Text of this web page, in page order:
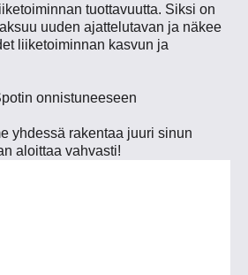
tuottavuutta. Siksi on
uuden ajattelutavan ja näkee
liiketoiminnan kasvun ja
onnistuneeseen
yhdessä rakentaa juuri sinun
aloittaa vahvasti!